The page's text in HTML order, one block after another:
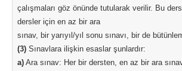
çalışmaları göz önünde tutularak verilir. Bu
dersler için en az bir ara
sınav, bir yarıyıl/yıl sonu sınavı, bir de
(3) Sınavlara ilişkin esaslar şunlardır:
a) Ara sınav: Her bir dersten, en az bir ara